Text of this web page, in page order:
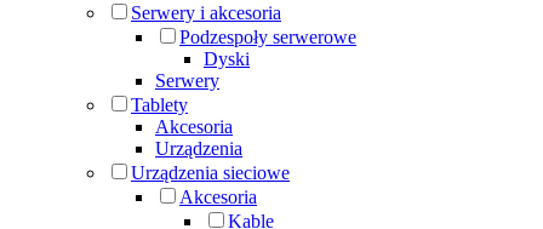
Serwery i akcesoria
Podzespoły serwerowe
Dyski
Serwery
Tablety
Akcesoria
Urządzenia
Urządzenia sieciowe
Akcesoria
Kable